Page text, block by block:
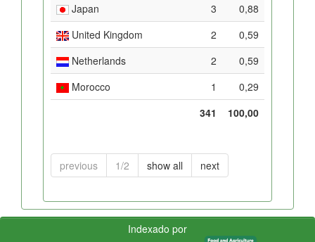
Japan 3
0,88
United Kingdom
2
0,59
Netherlands
2
0,59
Morocco
1
0,29
341
100,00
previous 1/2 show all next
Indexado por